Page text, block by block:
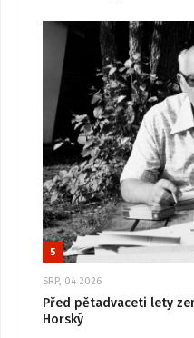
5
SRP, 04 2026
Před pětadvaceti lety
Horský